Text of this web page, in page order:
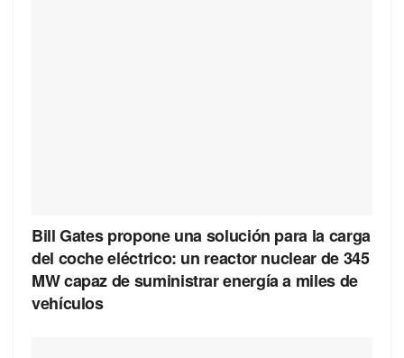
Bill Gates propone una solución para la carga
del coche eléctrico: un reactor nuclear de 345
MW capaz de suministrar energía a miles de
vehículos